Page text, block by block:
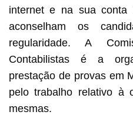
internet e na sua
aconselham os
regularidade. A
Contabilistas é a
prestação de provas em
pelo trabalho relativo à
mesmas.